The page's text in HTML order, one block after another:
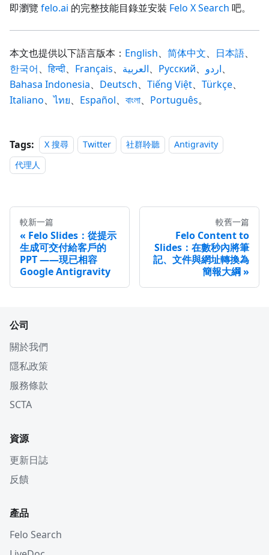
即瀏覽 felo.ai 的完整技能目錄並安裝 Felo X Search 吧。
本文也提供以下語言版本： English、 简体中文、 日本語、
한국어、हिन्दी、 Français、 العربية、 Русский、 اردو、
Bahasa Indonesia、 Deutsch、 Tiếng Việt、 Türkçe、
Italiano、ไทย、 Español、 বাংলা、 Português。
Tags: X 搜尋 Twitter 社群聆聽
Antigravity
代理人
較新一篇
Felo Slides：從提示
生成可交付給客戶的
PPT ——現已相容
Google Antigravity
較舊一篇
Felo Content to
Slides：在數秒內將筆
記、文件與網址轉換為
簡報大綱
公司
關於我們
隱私政策
服務條款
SCTA
資源
更新日誌
反饋
產品
Felo Search